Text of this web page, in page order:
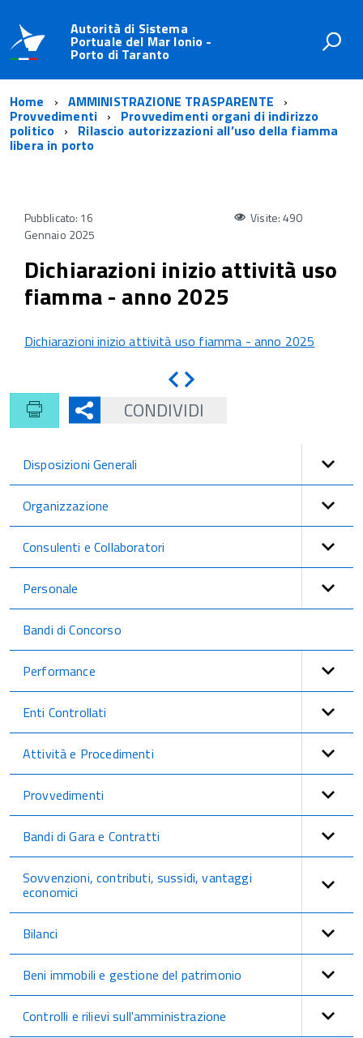
Autorità di Sistema
Portuale del Mar Ionio -
Porto di Taranto
Home AMMINISTRAZIONE TRASPARENTE
Provvedimenti Provvedimenti organi di indirizzo
politico Rilascio autorizzazioni all’uso della fiamma
libera in porto
Pubblicato: 16
Gennaio 2025
Visite: 490
Dichiarazioni inizio attività uso
fiamma - anno 2025
Dichiarazioni inizio attività uso fiamma - anno 2025
Indietro
CONDIVIDI
Disposizioni Generali
Organizzazione
Consulenti e Collaboratori
Personale
Bandi di Concorso
Performance
Enti Controllati
Attività e Procedimenti
Provvedimenti
Bandi di Gara e Contratti
Sovvenzioni, contributi, sussidi, vantaggi
economici
Bilanci
Beni immobili e gestione del patrimonio
Controlli e rilievi sull'amministrazione